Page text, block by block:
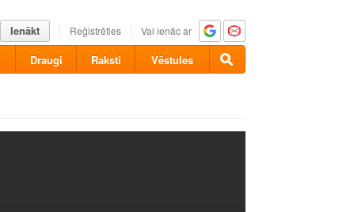
Ienākt Reģistrēties Vai ienāc ar
Draugi Raksti Vēstules